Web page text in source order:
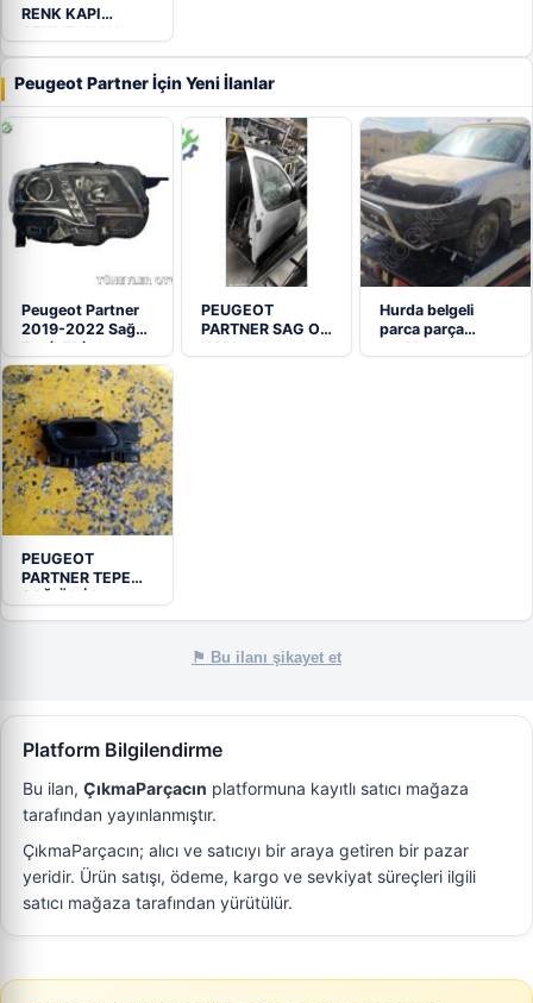
RENK KAPI
ÇEKME KOLU
Peugeot Partner İçin Yeni İlanlar
Peugeot Partner
2019-2022 Sağ
Far (LED)
PEUGEOT
PARTNER SAG ON
Hurda belgeli
parca parça
PEUGEOT
PARTNER TEPE
SAĞ ÖN İÇ
⚑ Bu ilanı şikayet et
Platform Bilgilendirme
Bu ilan, ÇıkmaParçacın platformuna kayıtlı satıcı mağaza
tarafından yayınlanmıştır.
ÇıkmaParçacın; alıcı ve satıcıyı bir araya getiren bir pazar
yeridir. Ürün satışı, ödeme, kargo ve sevkiyat süreçleri ilgili
satıcı mağaza tarafından yürütülür.